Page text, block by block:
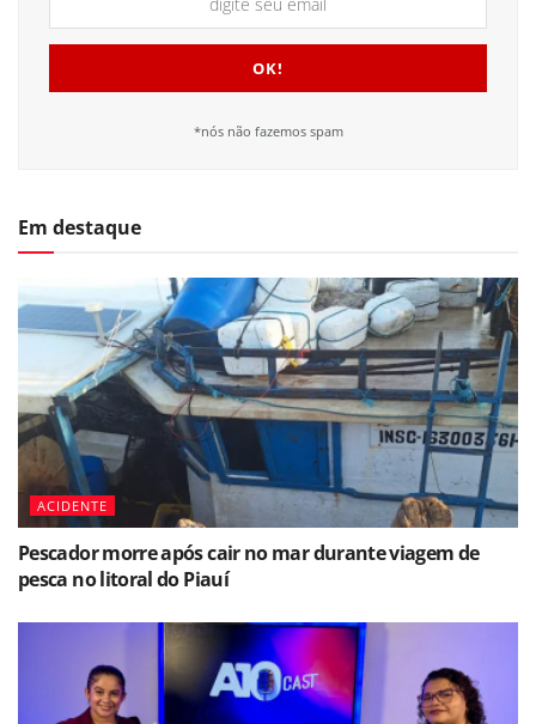
*nós não fazemos spam
Em destaque
ACIDENTE
Pescador morre após cair no mar durante viagem de
pesca no litoral do Piauí